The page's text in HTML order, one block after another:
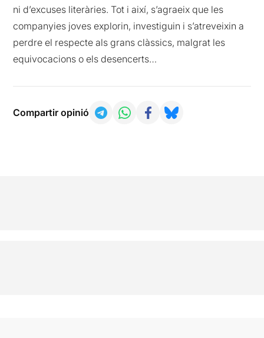
ni d’excuses literàries. Tot i així, s’agraeix que les
companyies joves explorin, investiguin i s’atreveixin a
perdre el respecte als grans clàssics, malgrat les
equivocacions o els desencerts…
Compartir opinió